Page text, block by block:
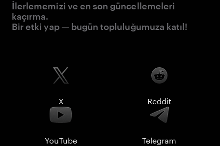
İlerlememizi ve en son güncellemeleri
kaçırma.
Bir etki yap — bugün topluluğumuza katıl!
X Reddit
YouTube Telegram